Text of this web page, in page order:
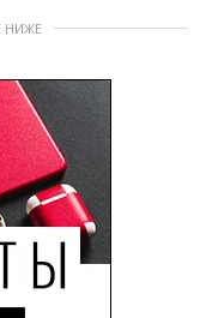
НИЖЕ